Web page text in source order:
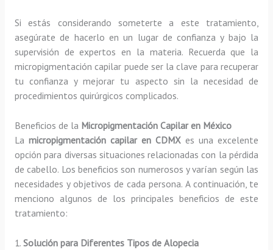
Si estás considerando someterte a este tratamiento,
asegúrate de hacerlo en un lugar de confianza y bajo la
supervisión de expertos en la materia. Recuerda que la
micropigmentación capilar puede ser la clave para recuperar
tu confianza y mejorar tu aspecto sin la necesidad de
procedimientos quirúrgicos complicados.
Beneficios de la Micropigmentación Capilar en México
La micropigmentación capilar en CDMX es una excelente
opción para diversas situaciones relacionadas con la pérdida
de cabello. Los beneficios son numerosos y varían según las
necesidades y objetivos de cada persona. A continuación, te
menciono algunos de los principales beneficios de este
tratamiento:
1. Solución para Diferentes Tipos de Alopecia